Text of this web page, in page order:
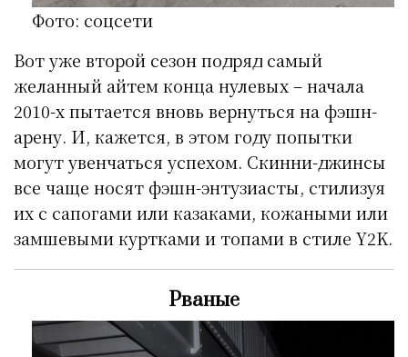
Фото: соцсети
Вот уже второй сезон подряд самый
желанный айтем конца нулевых – начала
2010-х пытается вновь вернуться на фэшн-
арену. И, кажется, в этом году попытки
могут увенчаться успехом. Скинни-джинсы
все чаще носят фэшн-энтузиасты, стилизуя
их с сапогами или казаками, кожаными или
замшевыми куртками и топами в стиле Y2K.
Рваные